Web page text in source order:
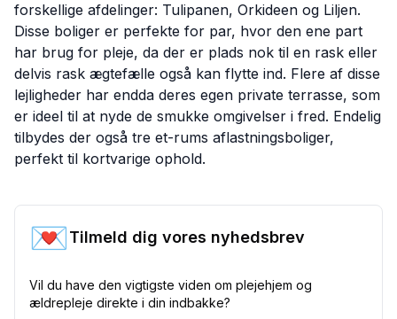
forskellige afdelinger: Tulipanen, Orkideen og Liljen.
Disse boliger er perfekte for par, hvor den ene part
har brug for pleje, da der er plads nok til en rask eller
delvis rask ægtefælle også kan flytte ind. Flere af disse
lejligheder har endda deres egen private terrasse, som
er ideel til at nyde de smukke omgivelser i fred. Endelig
tilbydes der også tre et-rums aflastningsboliger,
perfekt til kortvarige ophold.
💌Tilmeld dig vores nyhedsbrev
Vil du have den vigtigste viden om plejehjem og
ældrepleje direkte i din indbakke?